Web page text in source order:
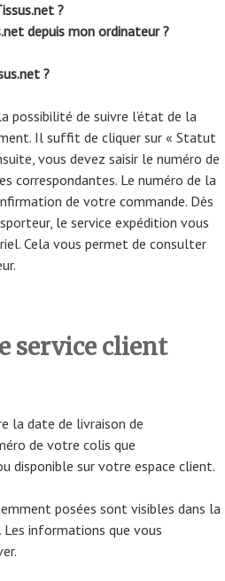
?
depuis mon ordinateur ?
?
possibilité de suivre l’état de la
Il suffit de cliquer sur « Statut
vous devez saisir le numéro de
correspondantes. Le numéro de la
de votre commande. Dès
le service expédition vous
Cela vous permet de consulter
service client
la date de livraison de
de votre colis que
disponible sur votre espace client.
posées sont visibles dans la
Les informations que vous